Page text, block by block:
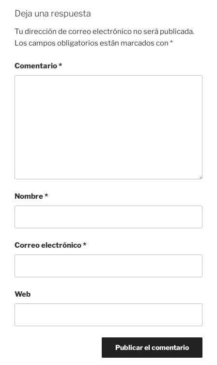
Deja una respuesta
Tu dirección de correo electrónico no será publicada.
Los campos obligatorios están marcados con *
Comentario*
Nombre*
Correo electrónico*
Web